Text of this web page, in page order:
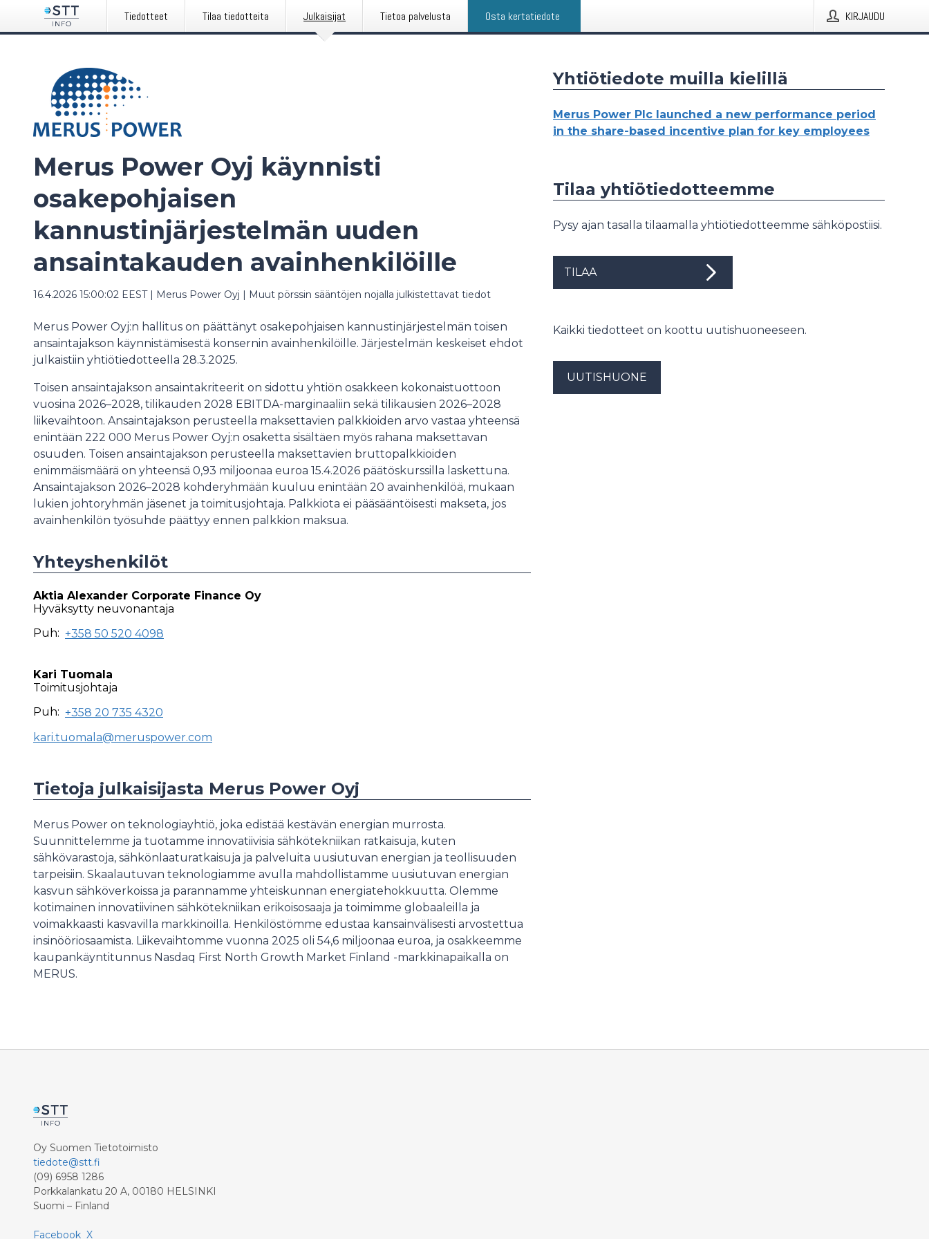
Tiedotteet Tilaa tiedotteita Julkaisijat Tietoa palvelusta Osta kertatiedote KIRJAUDU
Merus Power Oyj käynnisti
osakepohjaisen
kannustinjärjestelmän uuden
ansaintakauden avainhenkilöille
16.4.2026 15:00:02 EEST| Merus Power Oyj | Muut pörssin sääntöjen nojalla julkistettavat tiedot
Merus Power Oyj:n hallitus on päättänyt osakepohjaisen kannustinjärjestelmän toisen
ansaintajakson käynnistämisestä konsernin avainhenkilöille. Järjestelmän keskeiset ehdot
julkaistiin yhtiötiedotteella 28.3.2025.
Toisen ansaintajakson ansaintakriteerit on sidottu yhtiön osakkeen kokonaistuottoon
vuosina 2026–2028, tilikauden 2028 EBITDA-marginaaliin sekä tilikausien 2026–2028
liikevaihtoon. Ansaintajakson perusteella maksettavien palkkioiden arvo vastaa yhteensä
enintään 222 000 Merus Power Oyj:n osaketta sisältäen myös rahana maksettavan
osuuden. Toisen ansaintajakson perusteella maksettavien bruttopalkkioiden
enimmäismäärä on yhteensä 0,93 miljoonaa euroa 15.4.2026 päätöskurssilla laskettuna.
Ansaintajakson 2026–2028 kohderyhmään kuuluu enintään 20 avainhenkilöä, mukaan
lukien johtoryhmän jäsenet ja toimitusjohtaja. Palkkiota ei pääsääntöisesti makseta, jos
avainhenkilön työsuhde päättyy ennen palkkion maksua.
Yhteyshenkilöt
Aktia Alexander Corporate Finance Oy
Hyväksytty neuvonantaja
Puh: +358 50 520 4098
Kari Tuomala
Toimitusjohtaja
Puh: +358 20 735 4320
kari.tuomala@meruspower.com
Tietoja julkaisijasta Merus Power Oyj
Merus Power on teknologiayhtiö, joka edistää kestävän energian murrosta.
Suunnittelemme ja tuotamme innovatiivisia sähkötekniikan ratkaisuja, kuten
sähkövarastoja, sähkönlaaturatkaisuja ja palveluita uusiutuvan energian ja teollisuuden
tarpeisiin. Skaalautuvan teknologiamme avulla mahdollistamme uusiutuvan energian
kasvun sähköverkoissa ja parannamme yhteiskunnan energiatehokkuutta. Olemme
kotimainen innovatiivinen sähkötekniikan erikoisosaaja ja toimimme globaaleilla ja
voimakkaasti kasvavilla markkinoilla. Henkilöstömme edustaa kansainvälisesti arvostettua
insinööriosaamista. Liikevaihtomme vuonna 2025 oli 54,6 miljoonaa euroa, ja osakkeemme
kaupankäyntitunnus Nasdaq First North Growth Market Finland -markkinapaikalla on
MERUS.
Yhtiötiedote muilla kielillä
Merus Power Plc launched a new performance period
in the share-based incentive plan for key employees
Tilaa yhtiötiedotteemme
Pysy ajan tasalla tilaamalla yhtiötiedotteemme sähköpostiisi.
TILAA
Kaikki tiedotteet on koottu uutishuoneeseen.
UUTISHUONE
Oy Suomen Tietotoimisto
tiedote@stt.fi
(09) 6958 1286
Porkkalankatu 20 A, 00180 HELSINKI
Suomi – Finland
Facebook X